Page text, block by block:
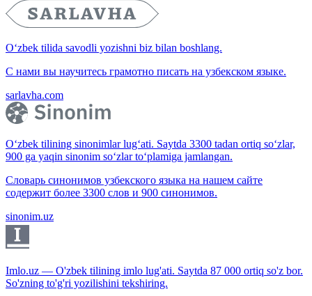
O‘zbek tilida savodli yozishni biz bilan boshlang.
С нами вы научитесь грамотно писать на узбекском языке.
sarlavha.com
O‘zbek tilining sinonimlar lug‘ati. Saytda 3300 tadan ortiq so‘zlar,
900 ga yaqin sinonim so‘zlar to‘plamiga jamlangan.
Словарь синонимов узбекского языка на нашем сайте
содержит более 3300 слов и 900 синонимов.
sinonim.uz
Imlo.uz — O'zbek tilining imlo lug'ati. Saytda 87 000 ortiq so'z bor.
So'zning to'g'ri yozilishini tekshiring.